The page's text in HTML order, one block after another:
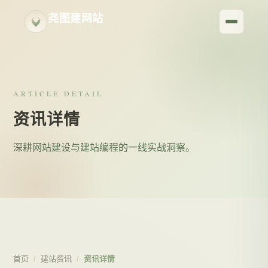
尧图建网站
ARTICLE DETAIL
资讯详情
深耕网站建设与建站编程的一线实战洞察。
首页 / 建站资讯 / 资讯详情